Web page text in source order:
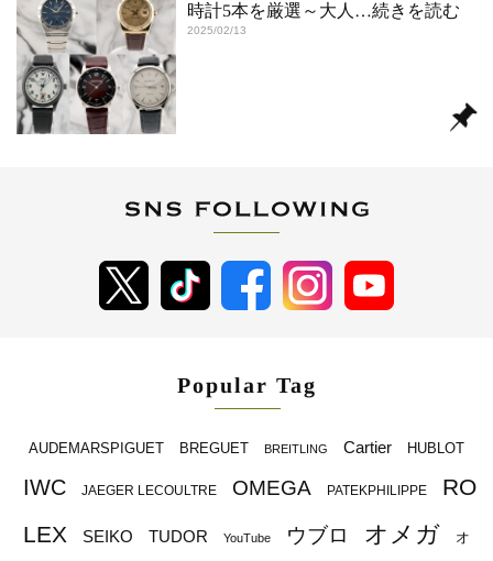
時計5本を厳選～大人…続きを読む
2025/02/13
Popular Tag
AUDEMARSPIGUET BREGUET BREITLING Cartier HUBLOT
IWC JAEGER LECOULTRE OMEGA PATEKPHILIPPE
RO
LEX
SEIKO TUDOR YouTube ウブロ オメガ オ